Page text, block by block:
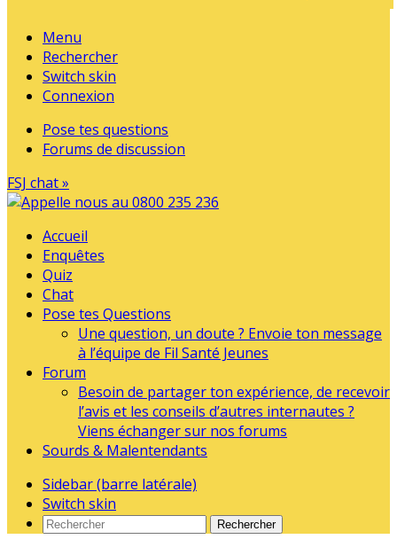
Menu
Rechercher
Switch skin
Connexion
Pose tes questions
Forums de discussion
FSJ chat »
Accueil
Enquêtes
Quiz
Chat
Pose tes Questions
Une question, un doute ? Envoie ton message
à l’équipe de Fil Santé Jeunes
Forum
Besoin de partager ton expérience, de recevoir
l’avis et les conseils d’autres internautes ?
Viens échanger sur nos forums
Sourds & Malentendants
Sidebar (barre latérale)
Switch skin
Rechercher